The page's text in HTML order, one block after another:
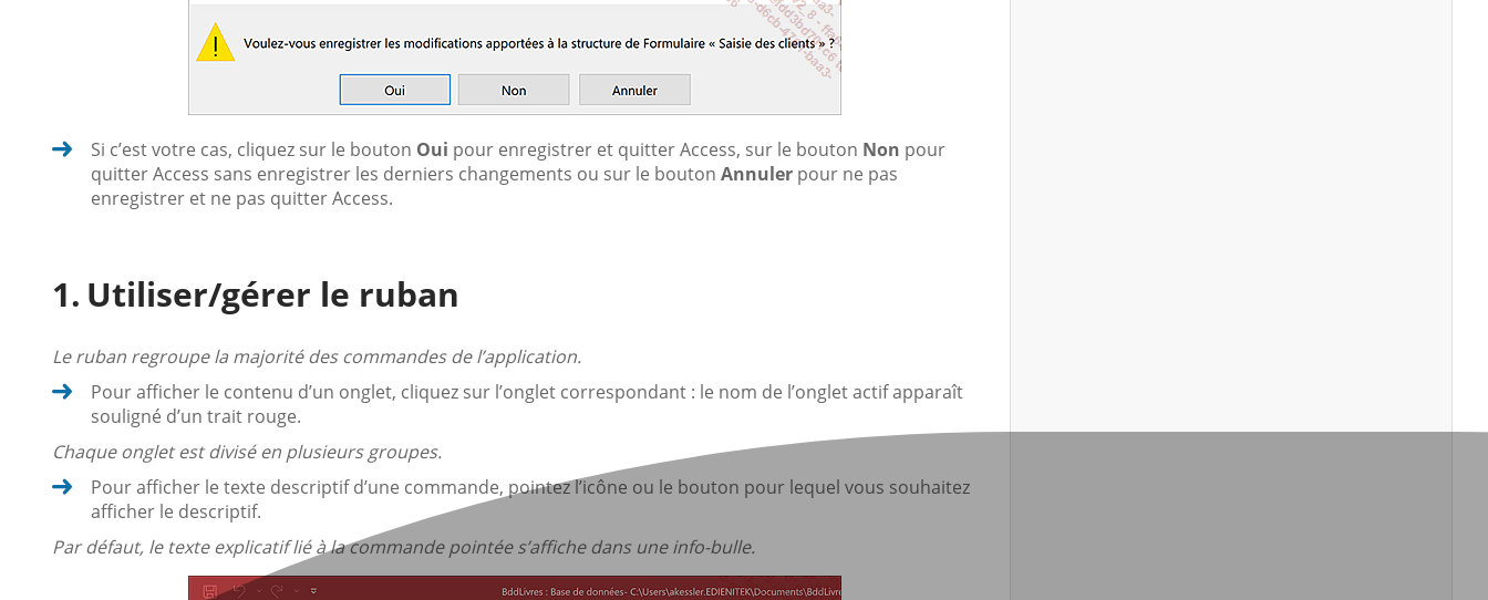
Si c’est votre cas, cliquez sur le bouton Oui pour enregistrer et quitter Access, sur le bouton Non pour
quitter Access sans enregistrer les derniers changements ou sur le bouton Annuler pour ne pas
enregistrer et ne pas quitter Access.
Utiliser/gérer le ruban
Le ruban regroupe la majorité des commandes de l’application.
Pour afficher le contenu d’un onglet, cliquez sur l’onglet correspondant : le nom de l’onglet actif apparaît
souligné d’un trait rouge.
Chaque onglet est divisé en plusieurs groupes.
Pour afficher le texte descriptif d’une commande, pointez l’icône ou le bouton pour lequel vous souhaitez
afficher le descriptif.
Par défaut, le texte explicatif lié à la commande pointée s’affiche dans une info-bulle.